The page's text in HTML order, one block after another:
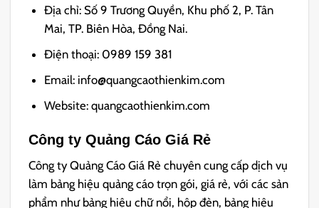
Địa chỉ: Số 9 Trương Quyền, Khu phố 2, P. Tân
Mai, TP. Biên Hòa, Đồng Nai.
Điện thoại: 0989 159 381
Email: info@quangcaothienkim.com
Website: quangcaothienkim.com
Công ty Quảng Cáo Giá Rẻ
Công ty Quảng Cáo Giá Rẻ chuyên cung cấp dịch vụ
làm bảng hiệu quảng cáo trọn gói, giá rẻ, với các sản
phẩm như bảng hiệu chữ nổi, hộp đèn, bảng hiệu